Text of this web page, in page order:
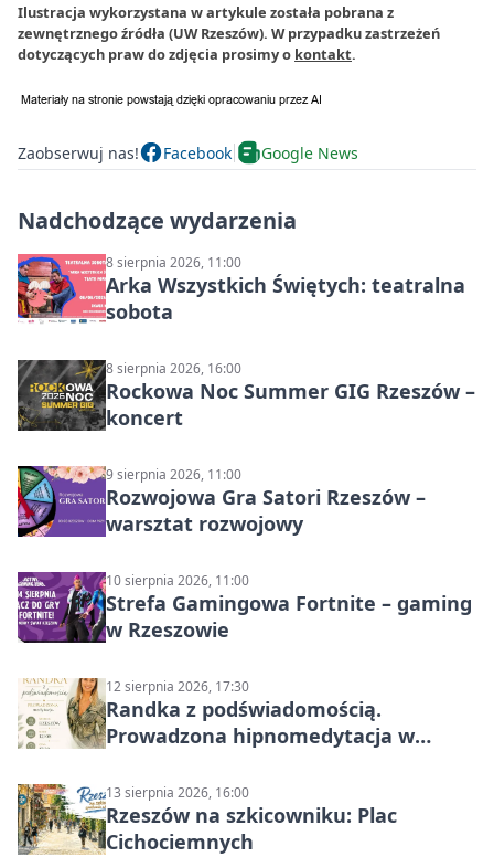
Ilustracja wykorzystana w artykule została pobrana z
zewnętrznego źródła (UW Rzeszów). W przypadku zastrzeżeń
dotyczących praw do zdjęcia prosimy o kontakt.
Zaobserwuj nas! Facebook Google News
Nadchodzące wydarzenia
8 sierpnia 2026, 11:00
Arka Wszystkich Świętych: teatralna
sobota
8 sierpnia 2026, 16:00
Rockowa Noc Summer GIG Rzeszów –
koncert
9 sierpnia 2026, 11:00
Rozwojowa Gra Satori Rzeszów –
warsztat rozwojowy
10 sierpnia 2026, 11:00
Strefa Gamingowa Fortnite – gaming
w Rzeszowie
12 sierpnia 2026, 17:30
Randka z podświadomością.
Prowadzona hipnomedytacja w
13 sierpnia 2026, 16:00
Rzeszów na szkicowniku: Plac
Cichociemnych